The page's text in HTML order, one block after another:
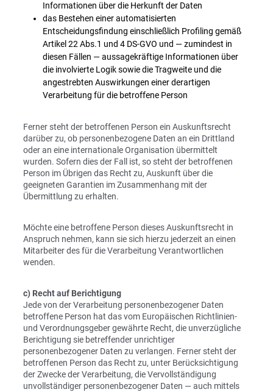
Informationen über die Herkunft der Daten
das Bestehen einer automatisierten
Entscheidungsfindung einschließlich Profiling gemäß
Artikel 22 Abs.1 und 4 DS-GVO und — zumindest in
diesen Fällen — aussagekräftige Informationen über
die involvierte Logik sowie die Tragweite und die
angestrebten Auswirkungen einer derartigen
Verarbeitung für die betroffene Person
Ferner steht der betroffenen Person ein Auskunftsrecht
darüber zu, ob personenbezogene Daten an ein Drittland
oder an eine internationale Organisation übermittelt
wurden. Sofern dies der Fall ist, so steht der betroffenen
Person im Übrigen das Recht zu, Auskunft über die
geeigneten Garantien im Zusammenhang mit der
Übermittlung zu erhalten.
Möchte eine betroffene Person dieses Auskunftsrecht in
Anspruch nehmen, kann sie sich hierzu jederzeit an einen
Mitarbeiter des für die Verarbeitung Verantwortlichen
wenden.
c) Recht auf Berichtigung
Jede von der Verarbeitung personenbezogener Daten
betroffene Person hat das vom Europäischen Richtlinien-
und Verordnungsgeber gewährte Recht, die unverzügliche
Berichtigung sie betreffender unrichtiger
personenbezogener Daten zu verlangen. Ferner steht der
betroffenen Person das Recht zu, unter Berücksichtigung
der Zwecke der Verarbeitung, die Vervollständigung
unvollständiger personenbezogener Daten — auch mittels